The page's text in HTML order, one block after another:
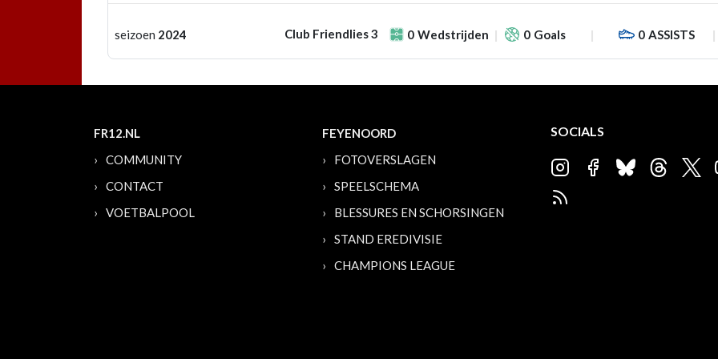
seizoen 2024 Club Friendlies 3 0 Wedstrijden 0 Goals 0 ASSISTS
FR12.NL
COMMUNITY
CONTACT
VOETBALPOOL
FEYENOORD
FOTOVERSLAGEN
SPEELSCHEMA
BLESSURES EN SCHORSINGEN
STAND EREDIVISIE
CHAMPIONS LEAGUE
SOCIALS